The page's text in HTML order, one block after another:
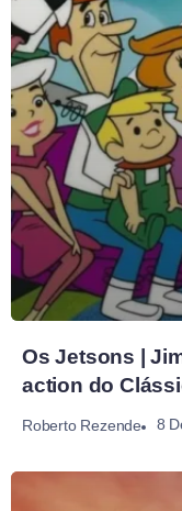
Os Jetsons |
action do
Roberto Rezende 8